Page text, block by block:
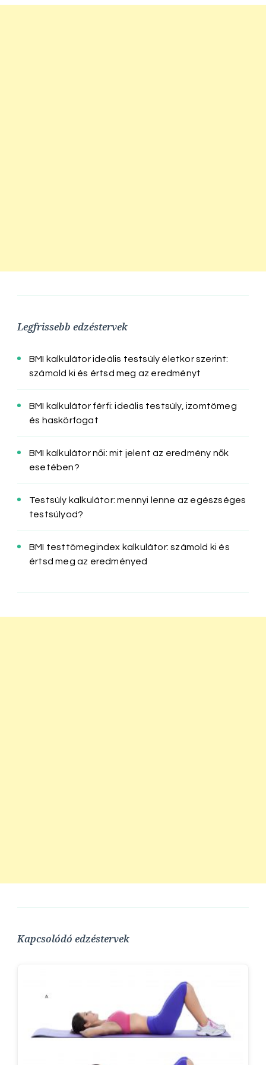
Legfrissebb edzéstervek
BMI kalkulátor ideális testsúly életkor szerint:
számold ki és értsd meg az eredményt
BMI kalkulátor férfi: ideális testsúly, izomtömeg
és haskörfogat
BMI kalkulátor női: mit jelent az eredmény nők
esetében?
Testsúly kalkulátor: mennyi lenne az egészséges
testsúlyod?
BMI testtömegindex kalkulátor: számold ki és
értsd meg az eredményed
Kapcsolódó edzéstervek